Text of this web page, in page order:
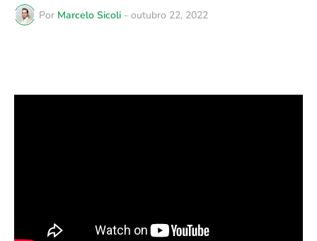
Por Marcelo Sicoli - outubro 22, 2022